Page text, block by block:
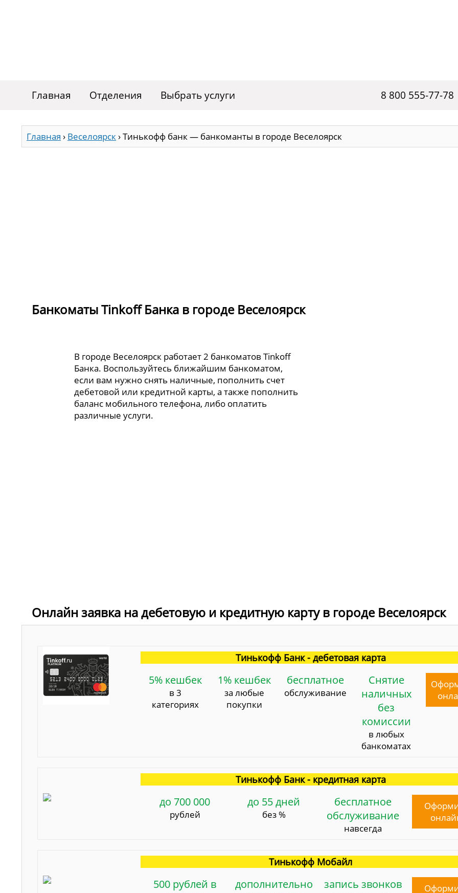
Главная Отделения Выбрать услуги 8 800 555-77-78
Главная › Веселоярск›Тинькофф банк — банкоманты в городе Веселоярск
Банкоматы Tinkoff Банка в городе Веселоярск
В городе Веселоярск работает 2 банкоматов Tinkoff
Банка. Воспользуйтесь ближайшим банкоматом,
если вам нужно снять наличные, пополнить счет
дебетовой или кредитной карты, а также пополнить
баланс мобильного телефона, либо оплатить
различные услуги.
Онлайн заявка на дебетовую и кредитную карту в городе Веселоярск
Тинькофф Банк - дебетовая карта
5% кешбек
в 3
категориях
1% кешбек
за любые
покупки
бесплатное
обслуживание
Снятие
наличных
без
комиссии
в любых
банкоматах
Тинькофф Банк - кредитная карта
до 700 000
рублей
до 55 дней
без %
бесплатное
обслуживание
навсегда
Тинькофф Мобайл
500 рублей в
дополнительно
запись звонков